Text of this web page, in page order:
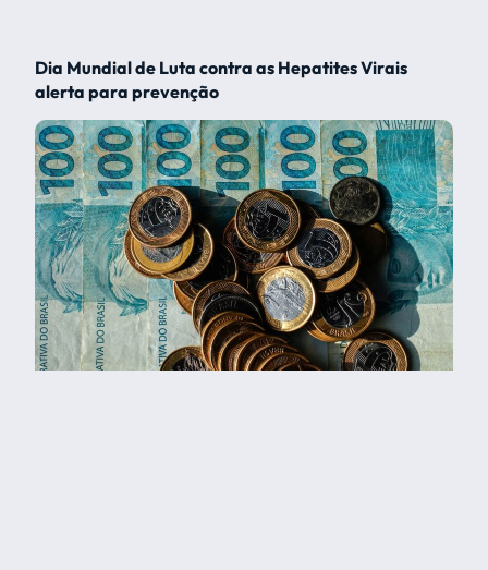
Dia Mundial de Luta contra as Hepatites Virais
alerta para prevenção